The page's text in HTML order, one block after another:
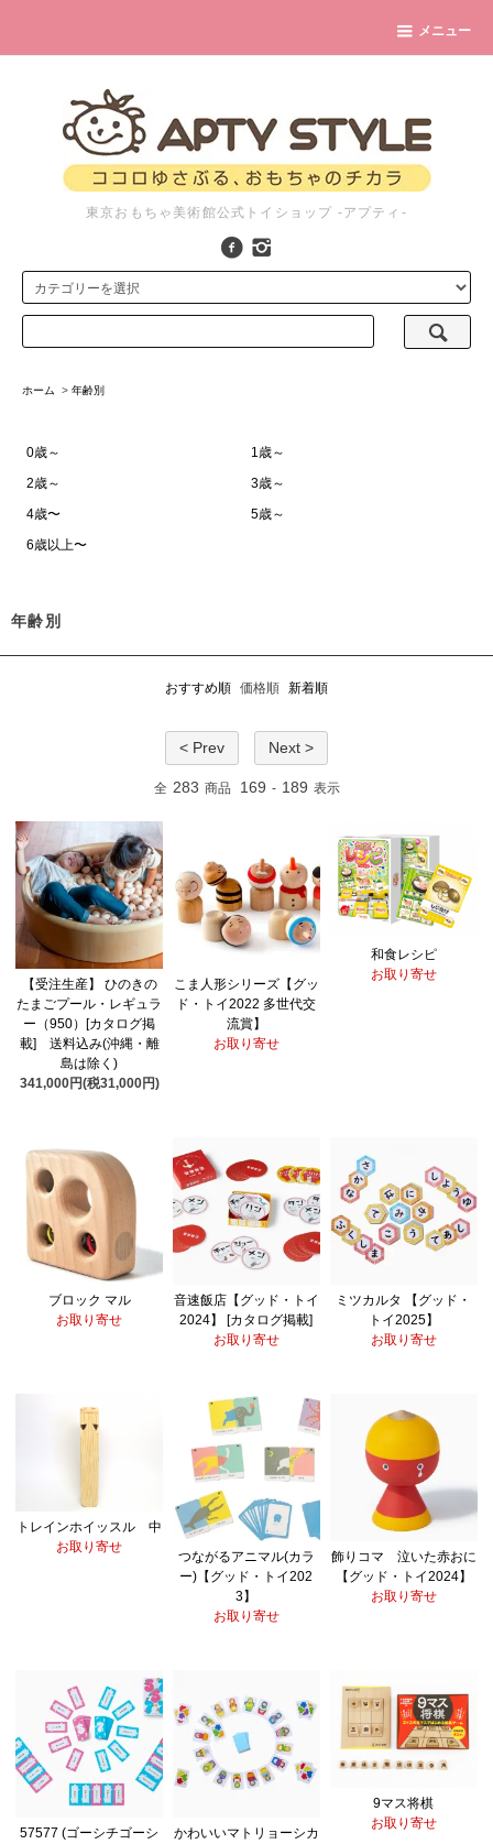
メニュー
東京おもちゃ美術館公式トイショップ -アプティ-
ホーム > 年齢別
0歳～
1歳～
2歳～
3歳～
4歳〜
5歳～
6歳以上〜
年齢別
おすすめ順 価格順 新着順
< Prev Next >
全 283 商品 169 - 189 表示
【受注生産】 ひのきの
たまごプール・レギュラ
ー（950）[カタログ掲
載] 送料込み(沖縄・離
島は除く)
341,000円(税31,000円)
こま人形シリーズ【グッ
ド・トイ2022 多世代交
流賞】
お取り寄せ
和食レシピ
お取り寄せ
ブロック マル
お取り寄せ
音速飯店【グッド・トイ
2024】 [カタログ掲載]
お取り寄せ
ミツカルタ 【グッド・
トイ2025】
お取り寄せ
トレインホイッスル 中
お取り寄せ
つながるアニマル(カラ
ー)【グッド・トイ202
3】
お取り寄せ
飾りコマ 泣いた赤おに
【グッド・トイ2024】
お取り寄せ
57577 (ゴーシチゴーシ
かわいいマトリョーシカ
9マス将棋
お取り寄せ